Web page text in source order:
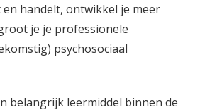
handelt, ontwikkel je meer
je je professionele
psychosociaal
belangrijk leermiddel binnen de